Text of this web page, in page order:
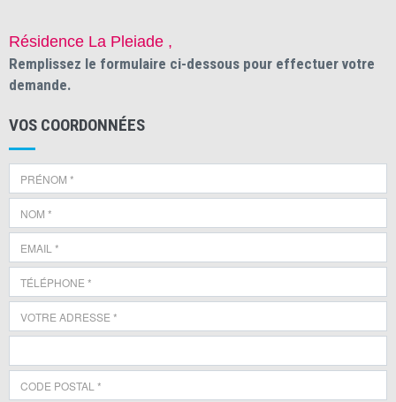
Résidence La Pleiade ,
Remplissez le formulaire ci-dessous pour effectuer votre
demande.
VOS COORDONNÉES